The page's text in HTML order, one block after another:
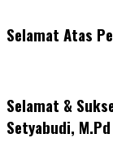
Selamat Atas
Selamat &
Setyabudi,